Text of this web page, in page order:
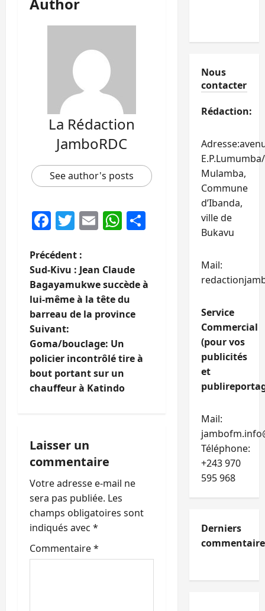
La Rédaction
JamboRDC
See author's posts
Facebook
Twitter
EmailWhatsApp
Partager
N
a
v
i
g
a
o
n
d
’
a
Précédent :
Sud-Kivu : Jean Claude
Bagayamukwe succède à
lui-même à la tête du
barreau de la province
Suivant:
Goma/bouclage: Un
policier incontrôlé tire à
bout portant sur un
chauffeur à Katindo
Laisser un
commentaire
Votre adresse e-mail ne
sera pas publiée. Les
champs obligatoires sont
indiqués avec *
Commentaire*
Nous
contacter
Rédaction:
Mulamba,
Commune
d’Ibanda,
ville de
Bukavu
Mail:
Service
Commercial
(pour vos
publicités
et
Mail:
Téléphone:
+243 970
595 968
Derniers